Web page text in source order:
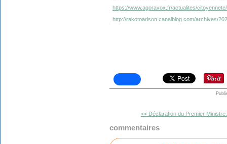
https://www.agoravox.fr/actualites/
http://rakotoarison.canalblog.com/archives/
<< Déclaration du Premier
commentaires